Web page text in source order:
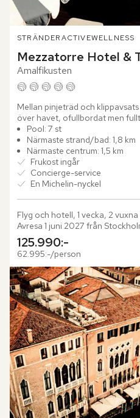
STRÄNDERACTIVEWELLNESS
Mezzatorre Hotel &
Amalfikusten
Mellan pinjeträd och
över havet, ofullbordat men
Thermal Spa blickar ut över
Pool: 7 st
Närmaste strand/bad: 1,8 km
Närmaste centrum: 1,5 km
Frukost ingår
Concierge-service
En Michelin-nyckel
Flyg och hotell, 1 vecka, 2 vuxna
Avresa 1 juni 2027 från
125.990:-
62.995:-/person